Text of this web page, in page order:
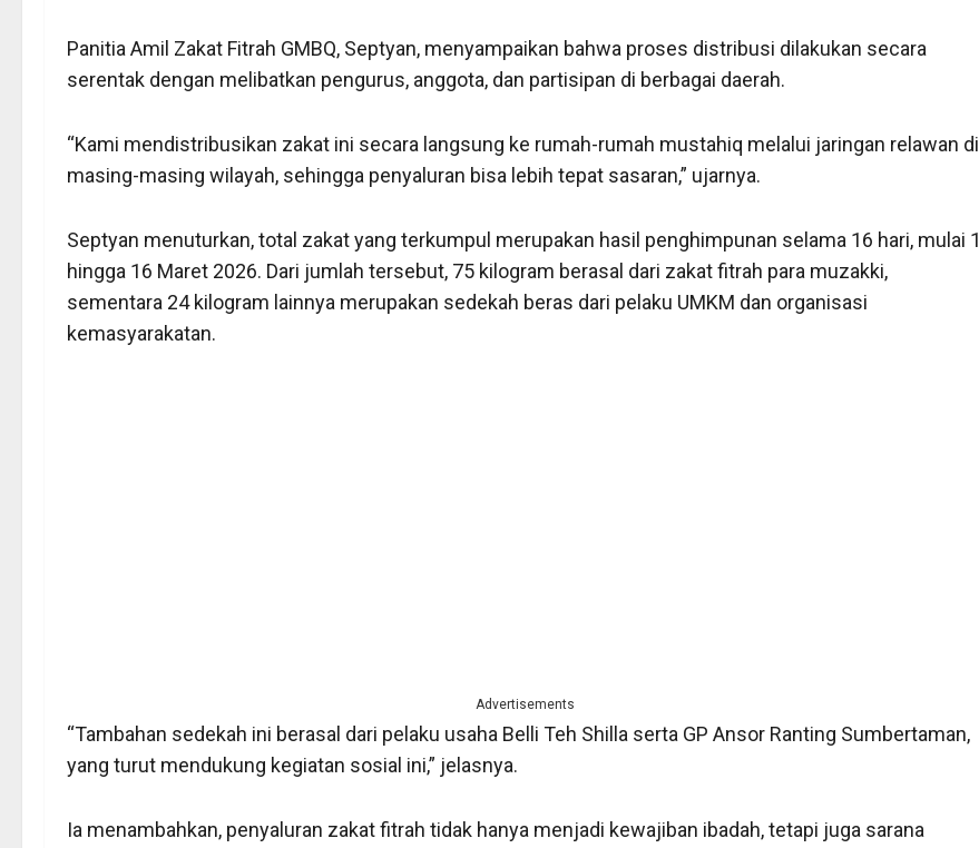
Panitia Amil Zakat Fitrah GMBQ, Septyan, menyampaikan bahwa proses distribusi dilakukan secara
serentak dengan melibatkan pengurus, anggota, dan partisipan di berbagai daerah.
“Kami mendistribusikan zakat ini secara langsung ke rumah-rumah mustahiq melalui jaringan relawan di
masing-masing wilayah, sehingga penyaluran bisa lebih tepat sasaran,” ujarnya.
Septyan menuturkan, total zakat yang terkumpul merupakan hasil penghimpunan selama 16 hari, mulai 1
hingga 16 Maret 2026. Dari jumlah tersebut, 75 kilogram berasal dari zakat fitrah para muzakki,
sementara 24 kilogram lainnya merupakan sedekah beras dari pelaku UMKM dan organisasi
kemasyarakatan.
Advertisements
“Tambahan sedekah ini berasal dari pelaku usaha Belli Teh Shilla serta GP Ansor Ranting Sumbertaman,
yang turut mendukung kegiatan sosial ini,” jelasnya.
Ia menambahkan, penyaluran zakat fitrah tidak hanya menjadi kewajiban ibadah, tetapi juga sarana